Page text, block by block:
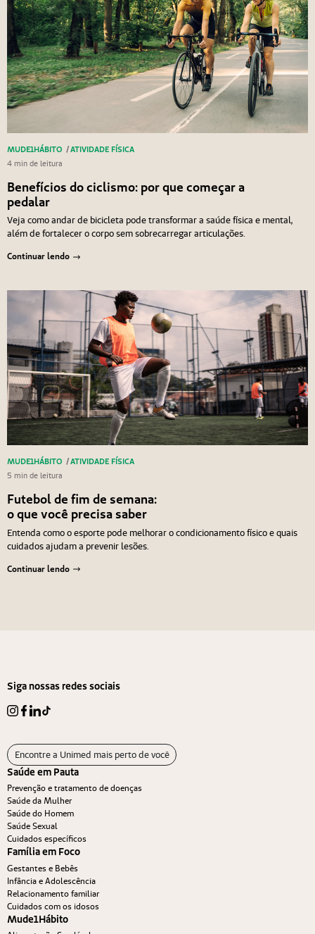
MUDE1HÁBITO /ATIVIDADE FÍSICA
4 min de leitura
Benefícios do ciclismo: por que começar a
pedalar
Veja como andar de bicicleta pode transformar a saúde física e mental,
além de fortalecer o corpo sem sobrecarregar articulações.
Continuar lendo
MUDE1HÁBITO /ATIVIDADE FÍSICA
5 min de leitura
Futebol de fim de semana:
o que você precisa saber
Entenda como o esporte pode melhorar o condicionamento físico e quais
cuidados ajudam a prevenir lesões.
Continuar lendo
Siga nossas redes sociais
Encontre a Unimed mais perto de você
Saúde em Pauta
Prevenção e tratamento de doenças
Saúde da Mulher
Saúde do Homem
Saúde Sexual
Cuidados específicos
Família em Foco
Gestantes e Bebês
Infância e Adolescência
Relacionamento familiar
Cuidados com os idosos
Mude1Hábito